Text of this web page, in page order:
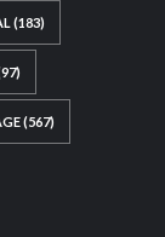
(183)
(567)